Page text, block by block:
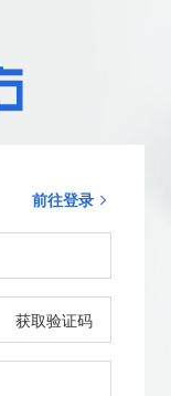
前往登录
获取验证码